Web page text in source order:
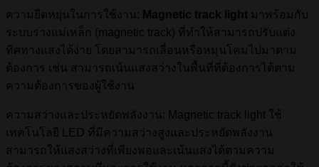
ความยืดหยุ่นในการใช้งาน: Magnetic track light มาพร้อมกับ
ระบบรางแม่เหล็ก (magnetic track) ที่ทำให้สามารถปรับแต่ง
ทิศทางแสงได้ง่าย โดยสามารถเลื่อนหรือหมุนโคมไปมาตาม
ต้องการ เช่น สามารถเน้นแสงสว่างในพื้นที่ที่ต้องการได้ตาม
ความต้องการของผู้ใช้งาน
ความสว่างและประหยัดพลังงาน: Magnetic track light ใช้
เทคโนโลยี LED ที่มีความสว่างสูงและประหยัดพลังงาน
สามารถให้แสงสว่างที่เพียงพอและเน้นแสงได้ตามความ